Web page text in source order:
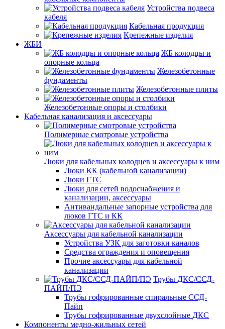
Устройства подвеса
кабеля
Кабельная продукция
Крепежные изделия
ЖБИ
ЖБ колодцы и
опорные кольца
Железобетонные
фундаменты
Железобетонные плиты
Железобетонные опоры и столбики
Кабельная канализация и аксессуары
Полимерные смотровые устройства
Люки для кабельных колодцев и аксессуары к ним
Люки КК (кабельной канализации)
Люки ГТС
Люки для сетей водоснабжения и
канализации, аксессуары
Антивандальные запорные устройства для
люков ГТС и КК
Аксессуары для кабельной канализации
Устройства УЗК для заготовки каналов
Средства ограждения и оповещения
Прочие аксессуары для кабельной
канализации
Трубы ДКС/ССД-
ПАЙП/ПЭ
Трубы гофрированные спиральные ССД-
Пайп
Трубы гофрированные двухслойные ДКС
Компоненты медно-жильных сетей